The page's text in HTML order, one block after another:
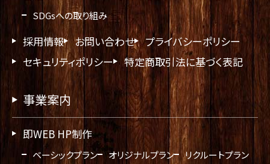
SDGsへの取り組み
採用情報 お問い合わせ
プライバシーポリシー
セキュリティポリシー
特定商取引法に基づく表記
事業案内
即WEB HP制作
ベーシックプラン オリジナルプラン リクルートプラン